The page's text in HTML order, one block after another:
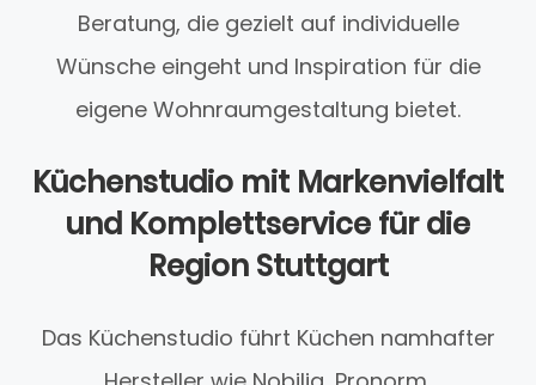
Beratung, die gezielt auf individuelle
Wünsche eingeht und Inspiration für die
eigene Wohnraumgestaltung bietet.
Küchenstudio mit Markenvielfalt
und Komplettservice für die
Region Stuttgart
Das Küchenstudio führt Küchen namhafter